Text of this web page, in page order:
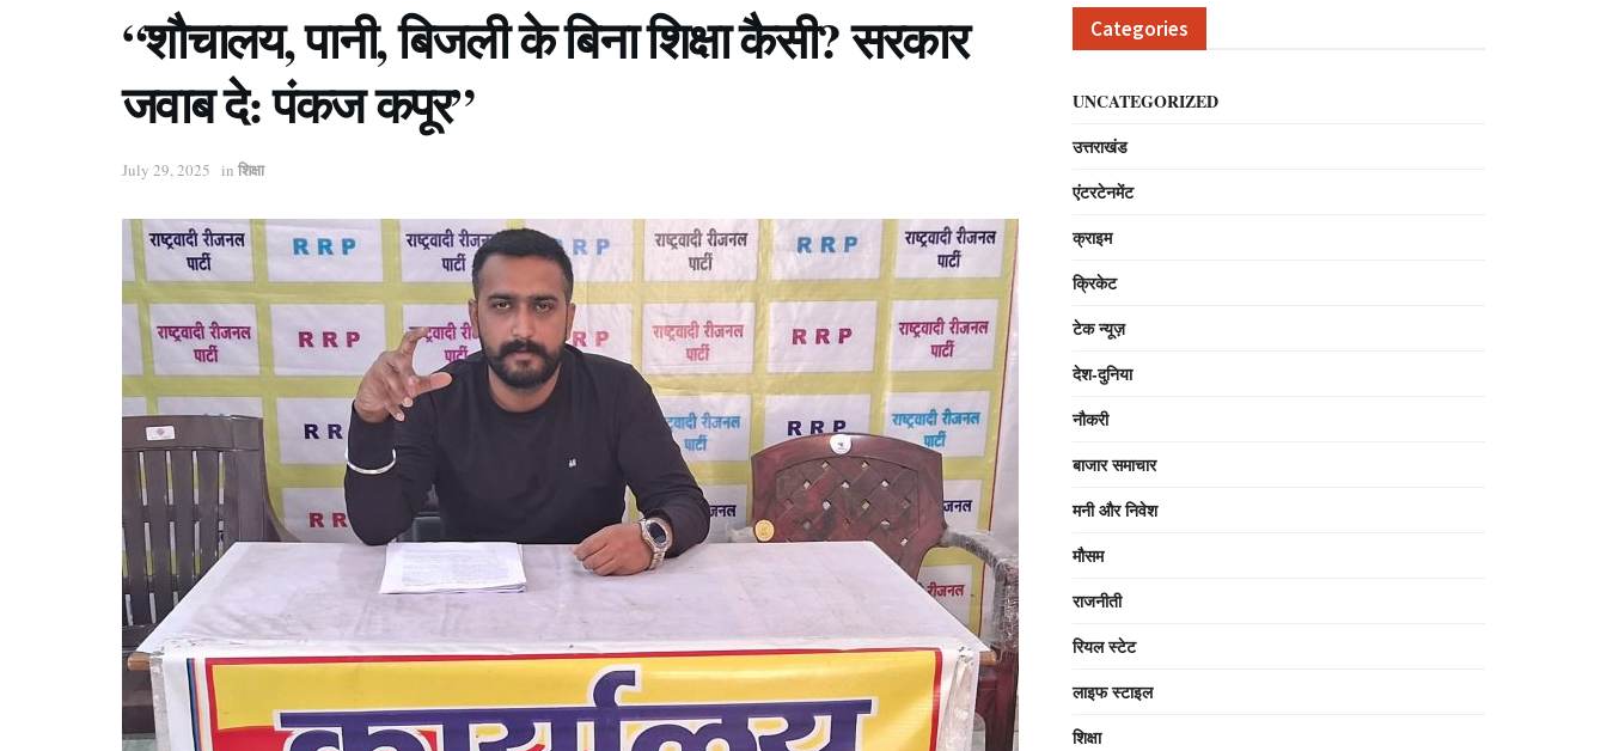
“शौचालय, पानी, बिजली के बिना शिक्षा कैसी? सरकार
जवाब दे: पंकज कपूर”
July 29, 2025 in शिक्षा
Categories
UNCATEGORIZED
उत्तराखंड
एंटरटेनमेंट
क्राइम
क्रिकेट
टेक न्यूज़
देश-दुनिया
नौकरी
बाजार समाचार
मनी और निवेश
मौसम
राजनीती
रियल स्टेट
लाइफ स्टाइल
शिक्षा